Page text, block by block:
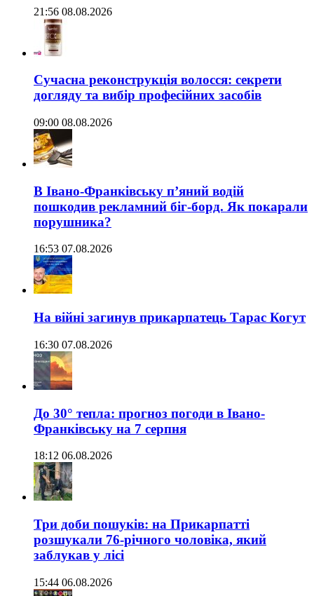
21:56 08.08.2026
Сучасна реконструкція волосся: секрети
догляду та вибір професійних засобів
09:00 08.08.2026
В Івано-Франківську п’яний водій
пошкодив рекламний біг-борд. Як покарали
порушника?
16:53 07.08.2026
На війні загинув прикарпатець Тарас Когут
16:30 07.08.2026
До 30° тепла: прогноз погоди в Івано-
Франківську на 7 серпня
18:12 06.08.2026
Три доби пошуків: на Прикарпатті
розшукали 76-річного чоловіка, який
заблукав у лісі
15:44 06.08.2026